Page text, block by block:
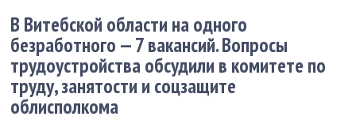
В Витебской области на одного
безработного — 7 вакансий. Вопросы
трудоустройства обсудили в комитете по
труду, занятости и соцзащите
облисполкома